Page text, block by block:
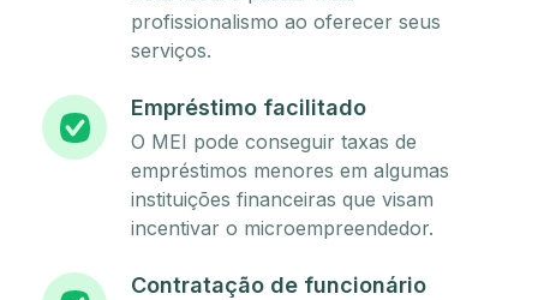
profissionalismo ao oferecer seus
serviços.
Empréstimo facilitado
O MEI pode conseguir taxas de
empréstimos menores em algumas
instituições financeiras que visam
incentivar o microempreendedor.
Contratação de funcionário